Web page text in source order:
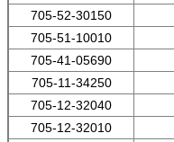
705-52-30150
705-51-10010
705-41-05690
705-11-34250
705-12-32040
705-12-32010